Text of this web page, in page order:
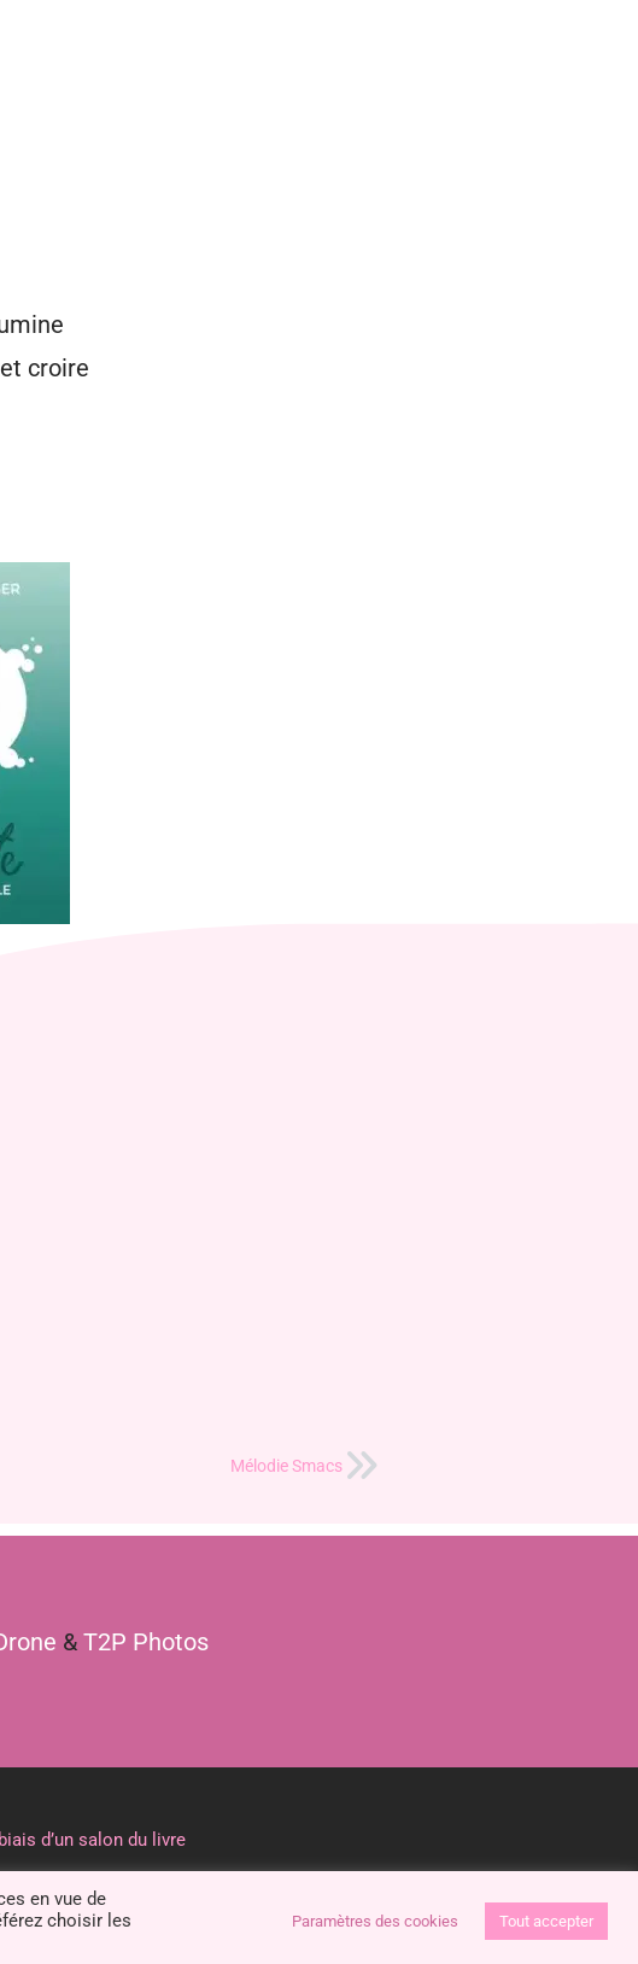
croire
Mélodie Smacs
& T2P Photos
d’un salon du livre
de Die, le 2 mars 2022
en vue de
choisir les
Paramètres des cookies Tout accepter